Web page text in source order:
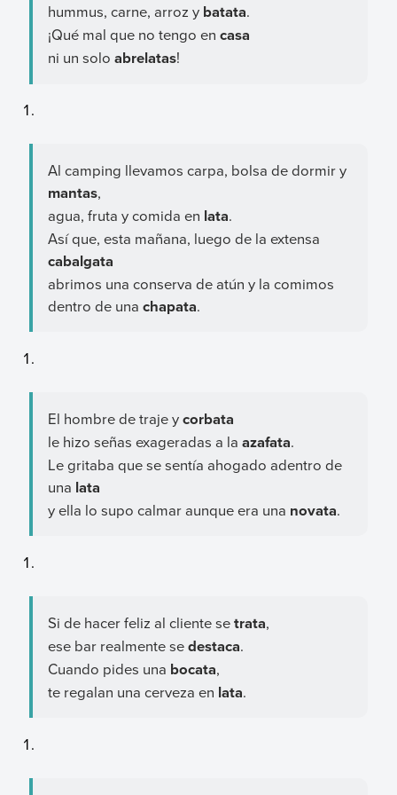
hummus, carne, arroz y batata.
¡Qué mal que no tengo en casa
ni un solo abrelatas!
Al camping llevamos carpa, bolsa de dormir y
mantas,
agua, fruta y comida en lata.
Así que, esta mañana, luego de la extensa
cabalgata
abrimos una conserva de atún y la comimos
dentro de una chapata.
El hombre de traje ycorbata
le hizo señas exageradas a la azafata.
Le gritaba que se sentía ahogado adentro de
una lata
y ella lo supo calmar aunque era una novata.
Si de hacer feliz al cliente setrata,
ese bar realmente sedestaca.
Cuando pides una bocata,
te regalan una cerveza en lata.